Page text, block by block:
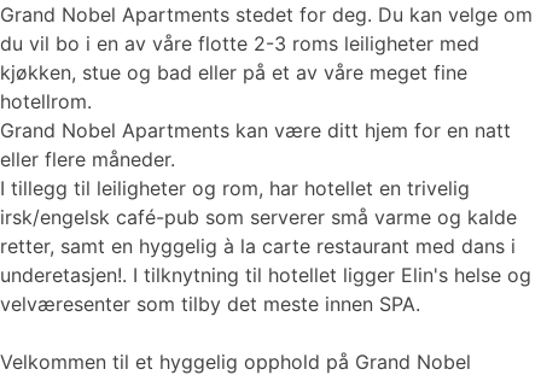
Grand Nobel Apartments stedet for deg. Du kan velge om
du vil bo i en av våre flotte 2-3 roms leiligheter med
kjøkken, stue og bad eller på et av våre meget fine
hotellrom.
Grand Nobel Apartments kan være ditt hjem for en natt
eller flere måneder.
I tillegg til leiligheter og rom, har hotellet en trivelig
irsk/engelsk café-pub som serverer små varme og kalde
retter, samt en hyggelig à la carte restaurant med dans i
underetasjen!. I tilknytning til hotellet ligger Elin's helse og
velværesenter som tilby det meste innen SPA.
Velkommen til et hyggelig opphold på Grand Nobel